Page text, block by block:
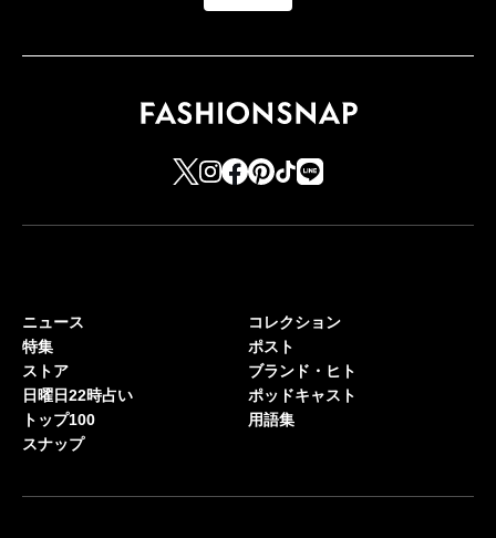
ニュース
特集
ストア
日曜日22時占い
トップ100
スナップ
コレクション
ポスト
ブランド・ヒト
ポッドキャスト
用語集